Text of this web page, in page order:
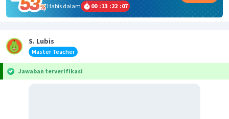
Habis dalam
00 :13 :22 :06
S. Lubis
Master Teacher
Jawaban terverifikasi